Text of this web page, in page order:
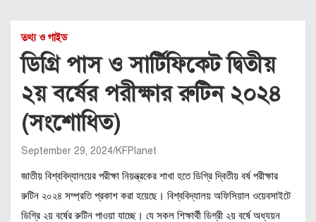
তথ্য ও গাইড
ডিগ্রি পাস ও সার্টিফিকেট দ্বিতীয়
২য় বর্ষের পরীক্ষার রুটিন ২০২৪
(সংশোধিত)
September 29, 2024 KFPlanet
জাতীয় বিশ্ববিদ্যালয়ের পরীক্ষা নিয়ন্ত্রকের শাখা হতে ডিগ্রি দ্বিতীয় বর্ষ পরীক্ষার
রুটিন ২০২৪ সম্প্রতি প্রকাশ করা হয়েছে। বিশ্ববিদ্যালয় অফিসিয়াল ওয়েবসাইটে
ডিগ্রি ২য় বর্ষের রুটিন পাওয়া যাচ্ছে। যে সকল শিক্ষার্থী ডিগ্রী ২য় বর্ষে অধ্যয়ন